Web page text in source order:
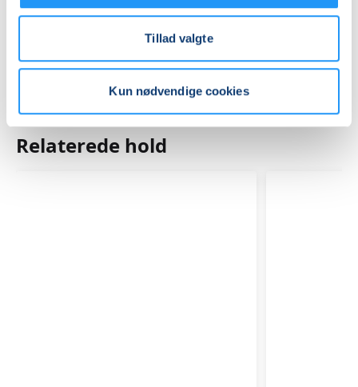
Tillad valgte
Kun nødvendige cookies
Relaterede hold